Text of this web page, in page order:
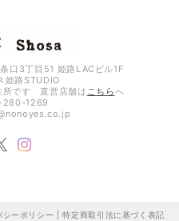
口3丁目51 姫路LACビル1F
姫路STUDIO
所です 直営店舗は こちらへ
280-1269
シーポリシー |特定商取引法に基づく表記